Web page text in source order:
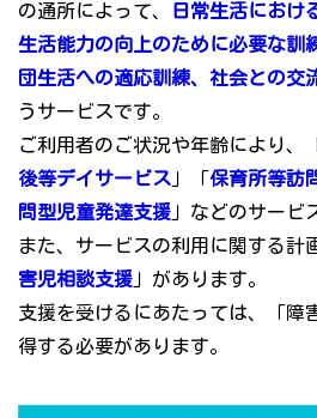
の通所によって、
日常生活におけ
生活能力の向上のために必要な訓
団生活への適応訓練、社会との交
うサービスです。
ご利用者のご状況や年齢により、
後等デイサービス 」「保育所等訪
問型児童発達支援 」などのサービ
また、サービスの利用に関する計
害児相談支援 」があります。
支援を受けるにあたっては、「障
得する必要があります。